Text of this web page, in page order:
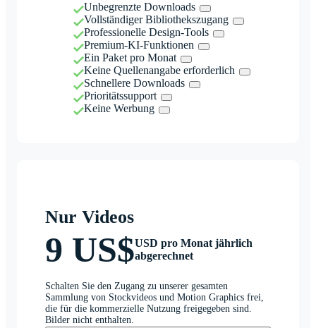
Unbegrenzte Downloads
Vollständiger Bibliothekszugang
Professionelle Design-Tools
Premium-KI-Funktionen
Ein Paket pro Monat
Keine Quellenangabe erforderlich
Schnellere Downloads
Prioritätssupport
Keine Werbung
Nur Videos
9 US$USD pro Monat jährlich
abgerechnet
Schalten Sie den Zugang zu unserer gesamten
Sammlung von Stockvideos und Motion Graphics frei,
die für die kommerzielle Nutzung freigegeben sind.
Bilder nicht enthalten.